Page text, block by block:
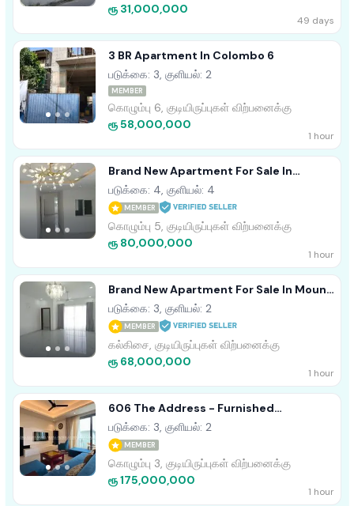
ரூ 31,000,000
49 days
3 BR Apartment In Colombo 6
படுக்கை: 3, குளியல்: 2
MEMBER
கொழும்பு 6, குடியிருப்புகள் விற்பனைக்கு
ரூ 58,000,000
1 hour
Brand New Apartment For Sale In
Colombo 5
படுக்கை: 4, குளியல்: 4
MEMBER
கொழும்பு 5, குடியிருப்புகள் விற்பனைக்கு
ரூ 80,000,000
1 hour
Brand New Apartment For Sale In Mount
Lavinia
படுக்கை: 3, குளியல்: 2
MEMBER
கல்கிசை, குடியிருப்புகள் விற்பனைக்கு
ரூ 68,000,000
1 hour
606 The Address - Furnished
Apartment For Sale A47248
படுக்கை: 3, குளியல்: 2
MEMBER
கொழும்பு 3, குடியிருப்புகள் விற்பனைக்கு
ரூ 175,000,000
1 hour